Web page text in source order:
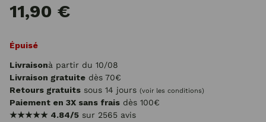
11,90 €
Épuisé
Livraisonà partir du 10/08
Livraison gratuite dès 70€
Retours gratuits sous 14 jours (voir les conditions)
Paiement en 3X sans frais dès 100€
★★★★★ 4.84/5 sur 2565 avis